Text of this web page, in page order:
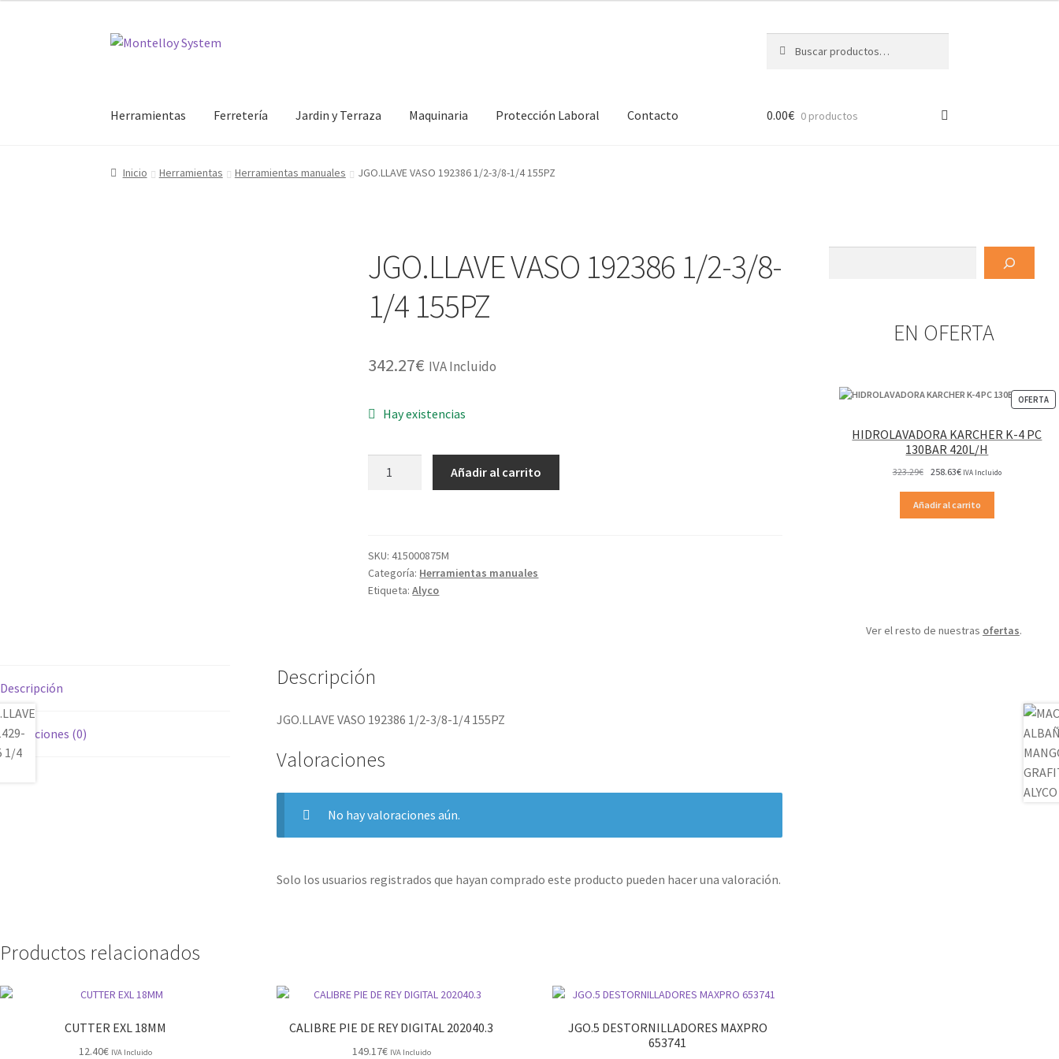
Ir
Ir
por:
Herramientas Ferretería Jardin y Terraza Maquinaria Protección Laboral Contacto 0.00€ 0 productos
Inicio Herramientas Herramientas manuales JGO.LLAVE VASO 192386 1/2-3/8-1/4 155PZ
JGO.LLAVE VASO 192386 1/2-3/8-
1/4 155PZ
342.27€ IVA Incluido
Hay existencias
1/4
155PZ
cantidad
Añadir al carrito
SKU:415000875M
Categoría: Herramientas manuales
Etiqueta:Alyco
Descripción
Valoraciones (0)
Descripción
JGO.LLAVE VASO 192386 1/2-3/8-1/4 155PZ
Valoraciones
No hay valoraciones aún.
Solo los usuarios registrados que hayan comprado este producto pueden hacer una valoración.
Productos relacionados
CUTTER EXL 18MM
12.40€ IVA Incluido
CALIBRE PIE DE REY DIGITAL 202040.3
149.17€ IVA Incluido
JGO.5 DESTORNILLADORES MAXPRO
653741
EN OFERTA
OFERTA
EN
HIDROLAVADORA KARCHER K-4 PC
130BAR 420L/H
323.29€ El
original
258.63€El
actual
IVA Incluido
Añadir al carrito
Ver el resto de nuestras ofertas.